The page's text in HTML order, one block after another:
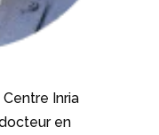
Inria
en